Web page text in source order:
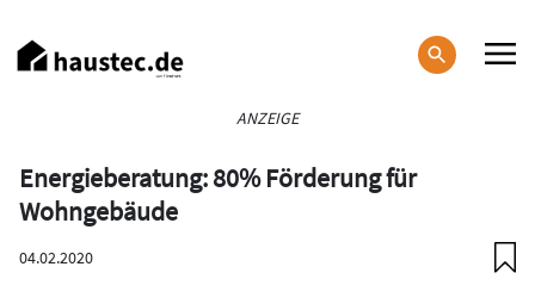
zum
Inhalt
ANZEIGE
Energieberatung: 80% Förderung für
Wohngebäude
04.02.2020